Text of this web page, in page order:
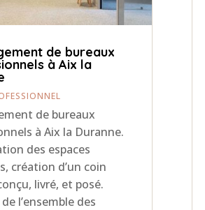
de bureaux
à Aix la
de bureaux
à Aix la Duranne.
des espaces
création d’un coin
livré, et posé.
l’ensemble des